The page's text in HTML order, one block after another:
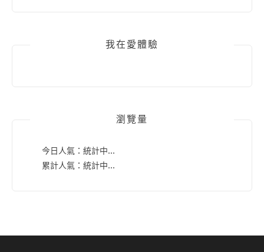
我在愛體驗
瀏覽量
今日人氣： 統計中...
累計人氣： 統計中...